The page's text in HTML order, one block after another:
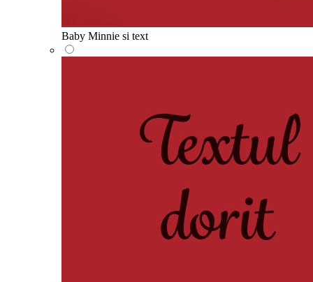
Baby Minnie si text